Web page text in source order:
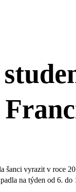
šanci vyrazit v roce
na týden od 6. do